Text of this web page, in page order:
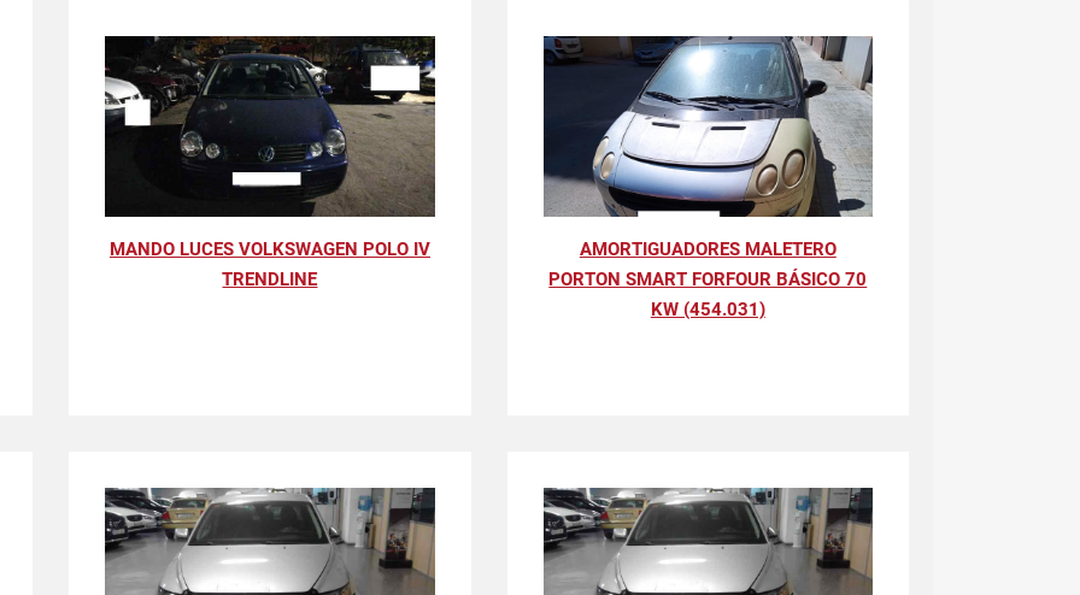
MANDO LUCES VOLKSWAGEN POLO IV
TRENDLINE
AMORTIGUADORES MALETERO
PORTON SMART FORFOUR BÁSICO 70
KW (454.031)